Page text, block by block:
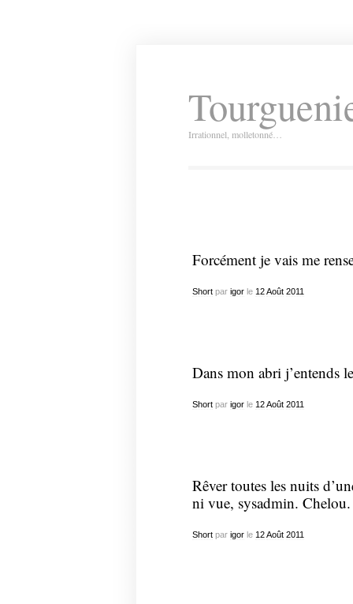
Irrationnel, molletonné…
Forcément je vais me
Shortpar igorle 12 Août 2011
Dans mon abri j’entends
Shortpar igorle 12 Août 2011
Rêver toutes les nuits
ni vue, sysadmin. Chelou.
Shortpar igorle 12 Août 2011